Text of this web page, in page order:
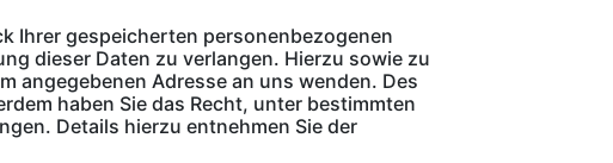
Ihrer gespeicherten personenbezogenen
dieser Daten zu verlangen. Hierzu sowie zu
angegebenen Adresse an uns wenden. Des
haben Sie das Recht, unter bestimmten
Details hierzu entnehmen Sie der